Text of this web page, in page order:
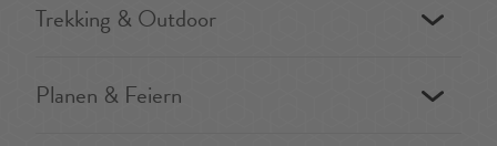
Trekking & Outdoor
Planen & Feiern